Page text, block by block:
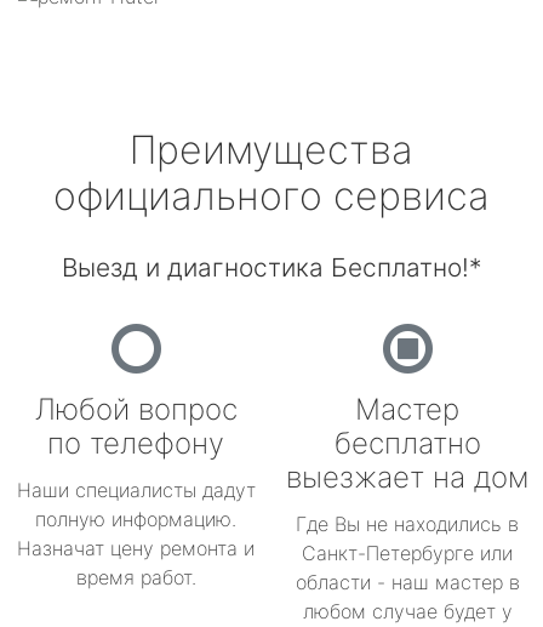
Преимущества
официального сервиса
Выезд и диагностика Бесплатно!*
Любой вопрос
по телефону
Наши специалисты дадут
полную информацию.
Назначат цену ремонта и
время работ.
Мастер
бесплатно
выезжает на дом
Где Вы не находились в
Санкт-Петербурге или
области - наш мастер в
любом случае будет у